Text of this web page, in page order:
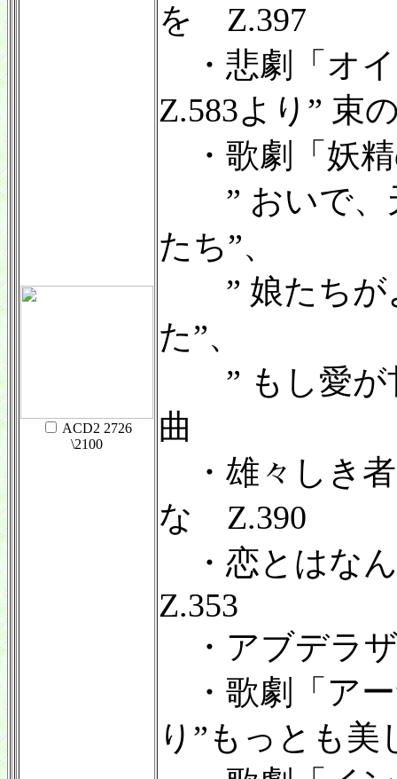
ACD2 2726
\2100
を Z.397
・悲劇「オ
Z.583より” 束
・歌劇「妖精
” おいで、
たち”、
” 娘たちが
た”、
” もし愛が
曲
・雄々しき
な Z.390
・恋とはな
Z.353
・アブデラ
・歌劇「アー
り”もっとも美